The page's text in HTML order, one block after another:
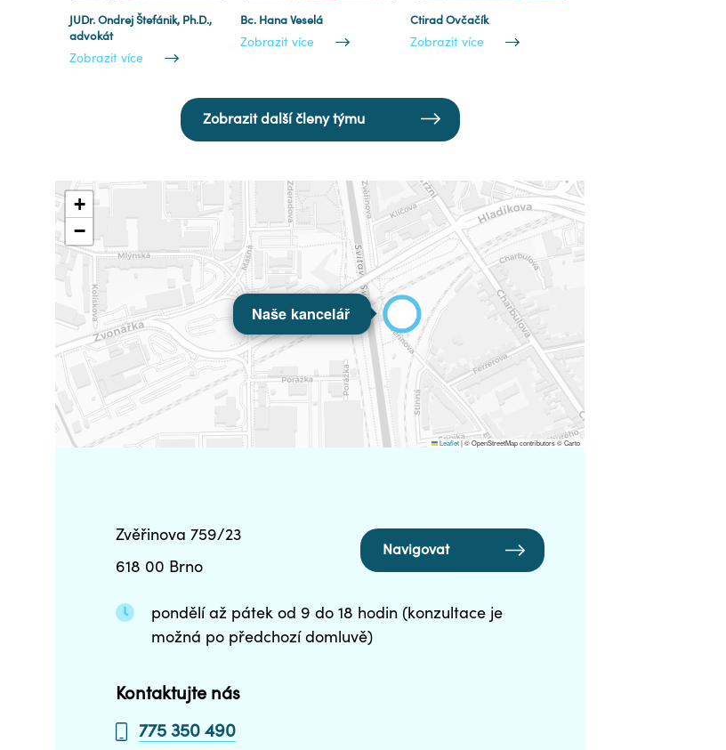
JUDr. Ondrej Štefánik, Ph.D.,
advokát
Zobrazit více
Bc. Hana Veselá
Zobrazit více
Ctirad Ovčačík
Zobrazit více
Zobrazit další členy týmu
Naše kancelář
+
−
Leaflet|© OpenStreetMap contributors © Carto
Zvěřinova 759/23
618 00 Brno
Navigovat
pondělí až pátek od 9 do 18 hodin (konzultace je
možná po předchozí domluvě)
Kontaktujte nás
775 350 490